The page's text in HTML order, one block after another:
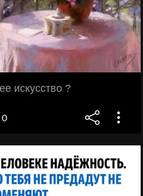
искусство ?
0